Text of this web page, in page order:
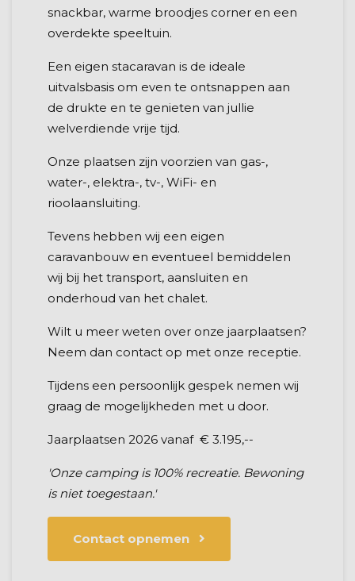
snackbar, warme broodjes corner en een
overdekte speeltuin.
Een eigen stacaravan is de ideale
uitvalsbasis om even te ontsnappen aan
de drukte en te genieten van jullie
welverdiende vrije tijd.
Onze plaatsen zijn voorzien van gas-,
water-, elektra-, tv-, WiFi- en
rioolaansluiting.
Tevens hebben wij een eigen
caravanbouw en eventueel bemiddelen
wij bij het transport, aansluiten en
onderhoud van het chalet.
Wilt u meer weten over onze jaarplaatsen?
Neem dan contact op met onze receptie.
Tijdens een persoonlijk gespek nemen wij
graag de mogelijkheden met u door.
Jaarplaatsen 2026 vanaf € 3.195,--
'Onze camping is 100% recreatie. Bewoning
is niet toegestaan.'
Contact opnemen